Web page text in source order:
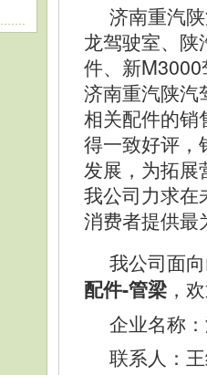
济南重汽
龙驾驶室、
件、新
济南重汽陕汽
相关配件的销
得一致好评，
发展，为拓
我公司力求在
消费者提供最
我公司面
配件-管梁 ，
企业名称
联系人：